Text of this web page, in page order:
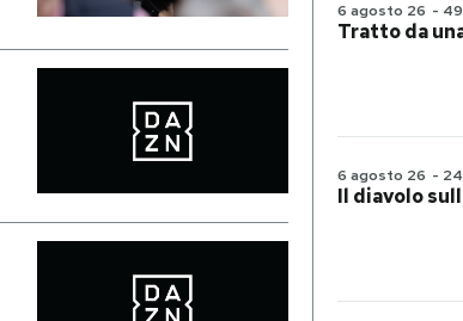
6 agosto 26 -
Tratto da
6 agosto 26 -
Il diavolo